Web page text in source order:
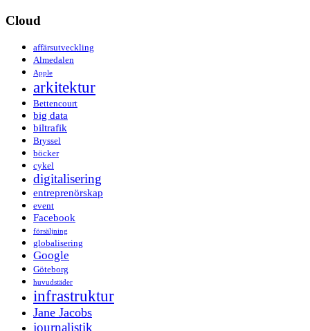
Cloud
affärsutveckling
Almedalen
Apple
arkitektur
Bettencourt
big data
biltrafik
Bryssel
böcker
cykel
digitalisering
entreprenörskap
event
Facebook
försäljning
globalisering
Google
Göteborg
huvudstäder
infrastruktur
Jane Jacobs
journalistik